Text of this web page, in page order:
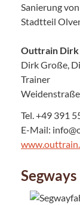
Sanierung
Stadtteil
Outtrain Dirk
Dirk Große,
Trainer
Tel. +49 391
E-Mail:
Segways